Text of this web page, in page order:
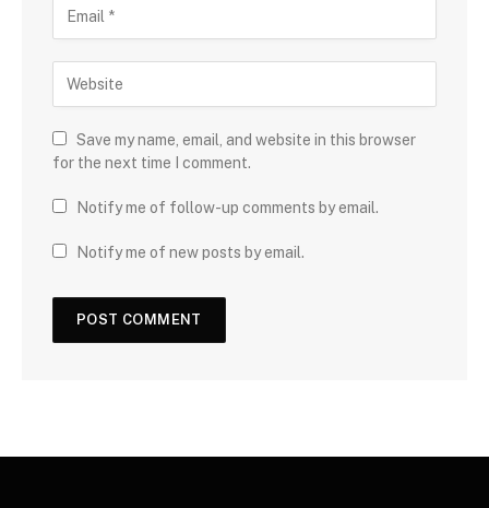
Save my name, email, and website in this browser
for the next time I comment.
Notify me of follow-up comments by email.
Notify me of new posts by email.